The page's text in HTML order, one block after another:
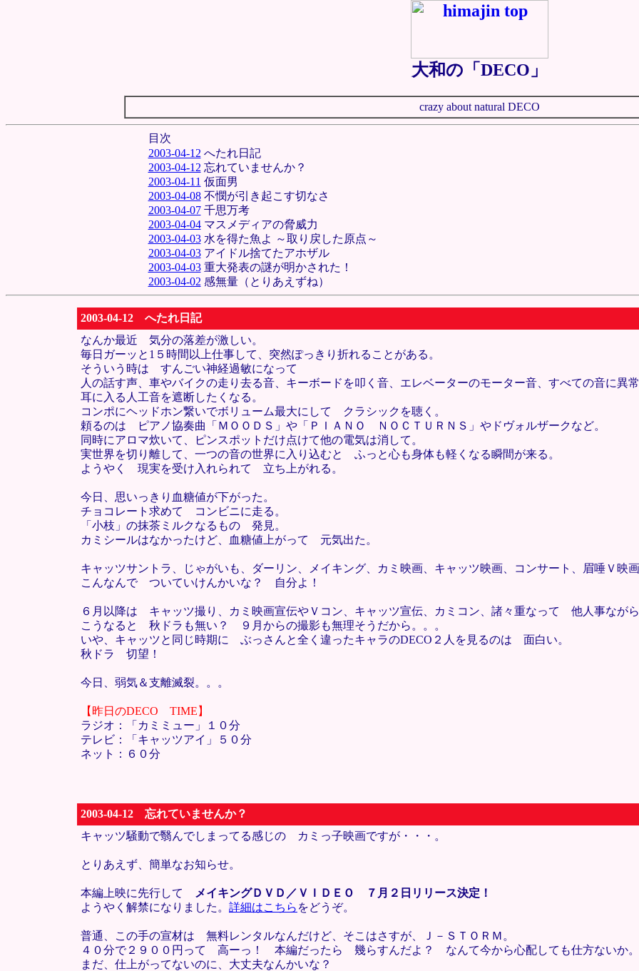
大和の「DECO」
crazy about natural DECO
目次
2003-04-12 へたれ日記
2003-04-12 忘れていませんか？
2003-04-11 仮面男
2003-04-08不憫が引き起こす切なさ
2003-04-07千思万考
2003-04-04マスメディアの脅威力
2003-04-03水を得た魚よ ～取り戻した原点～
2003-04-03アイドル捨てたアホザル
2003-04-03重大発表の謎が明かされた！
2003-04-02 感無量（とりあえずね）
2003-04-12 へたれ日記
なんか最近 気分の落差が激しい。
毎日ガーッと1５時間以上仕事して、突然ぽっきり折れることがある。
そういう時は すんごい神経過敏になって
人の話す声、車やバイクの走り去る音、キーボードを叩く音、エレベーターのモーター音、すべての音に異
耳に入る人工音を遮断したくなる。
コンポにヘッドホン繋いでボリューム最大にして クラシックを聴く。
頼るのは ピアノ協奏曲「ＭＯＯＤＳ」や「ＰＩＡＮＯ ＮＯＣＴＵＲＮＳ」やドヴォルザークなど。
同時にアロマ炊いて、ピンスポットだけ点けて他の電気は消して。
実世界を切り離して、一つの音の世界に入り込むと ふっと心も身体も軽くなる瞬間が来る。
ようやく 現実を受け入れられて 立ち上がれる。
今日、思いっきり血糖値が下がった。
チョコレート求めて コンビニに走る。
「小枝」の抹茶ミルクなるもの 発見。
カミシールはなかったけど、血糖値上がって 元気出た。
キャッツサントラ、じゃがいも、ダーリン、メイキング、カミ映画、キャッツ映画、コンサート、眉唾Ｖ映
こんなんで ついていけんかいな？ 自分よ！
６月以降は キャッツ撮り、カミ映画宣伝やＶコン、キャッツ宣伝、カミコン、諸々重なって 他人事なが
こうなると 秋ドラも無い？ ９月からの撮影も無理そうだから。。。
いや、キャッツと同じ時期に ぶっさんと全く違ったキャラのDECO２人を見るのは 面白い。
秋ドラ 切望！
今日、弱気＆支離滅裂。。。
【昨日のDECO TIME】
ラジオ：「カミミュー」１０分
テレビ：「キャッツアイ」５０分
ネット：６０分
2003-04-12 忘れていませんか？
キャッツ騒動で翳んでしまってる感じの カミっ子映画ですが・・・。
とりあえず、簡単なお知らせ。
本編上映に先行して
メイキングＤＶＤ／ＶＩＤＥＯ ７月２日リリース決定！
ようやく解禁になりました。 詳細はこちら をどうぞ。
普通、この手の宣材は 無料レンタルなんだけど、そこはさすが、Ｊ－ＳＴＯＲＭ。
４０分で２９００円って 高ーっ！ 本編だったら 幾らすんだよ？ なんて今から心配しても仕方ないか。
まだ、仕上がってないのに、大丈夫なんかいな？